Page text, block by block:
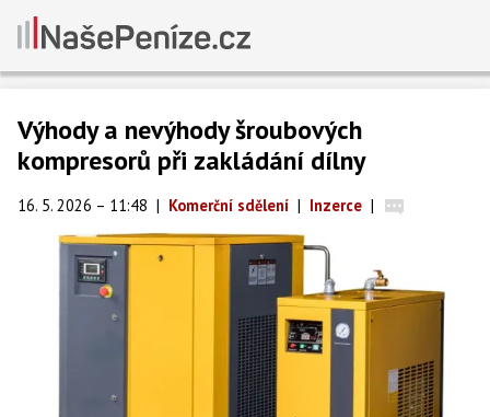
Výhody a nevýhody šroubových
kompresorů při zakládání dílny
16. 5. 2026 – 11:48 | Komerční sdělení | Inzerce |